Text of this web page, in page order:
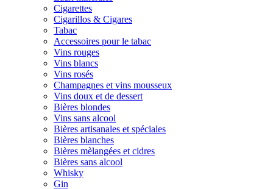
Cigarettes
Cigarillos & Cigares
Tabac
Accessoires pour le tabac
Vins rouges
Vins blancs
Vins rosés
Champagnes et vins mousseux
Vins doux et de dessert
Bières blondes
Vins sans alcool
Bières artisanales et spéciales
Bières blanches
Bières mèlangées et cidres
Bières sans alcool
Whisky
Gin